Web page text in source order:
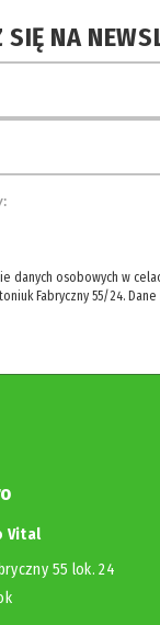
SIĘ NA
osobowych w
Fabryczny 55/24.
Vital
55 lok. 24